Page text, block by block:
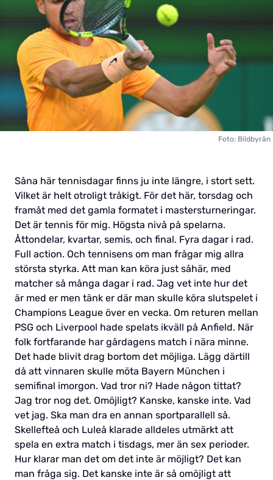
Foto: Bildbyrån
Såna här tennisdagar finns ju inte längre, i stort sett.
Vilket är helt otroligt tråkigt. För det här, torsdag och
framåt med det gamla formatet i mastersturneringar.
Det är tennis för mig. Högsta nivå på spelarna.
Åttondelar, kvartar, semis, och final. Fyra dagar i rad.
Full action. Och tennisens om man frågar mig allra
största styrka. Att man kan köra just såhär, med
matcher så många dagar i rad. Jag vet inte hur det
är med er men tänk er där man skulle köra slutspelet i
Champions League över en vecka. Om returen mellan
PSG och Liverpool hade spelats ikväll på Anfield. När
folk fortfarande har gårdagens match i nära minne.
Det hade blivit drag bortom det möjliga. Lägg därtill
då att vinnaren skulle möta Bayern München i
semifinal imorgon. Vad tror ni? Hade någon tittat?
Jag tror nog det. Omöjligt? Kanske, kanske inte. Vad
vet jag. Ska man dra en annan sportparallell så.
Skellefteå och Luleå klarade alldeles utmärkt att
spela en extra match i tisdags, mer än sex perioder.
Hur klarar man det om det inte är möjligt? Det kan
man fråga sig. Det kanske inte är så omöjligt att